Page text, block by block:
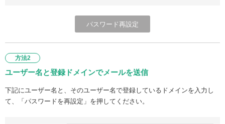
方法2
ユーザー名と登録ドメインでメールを送信
下記にユーザー名と、そのユーザー名で登録しているドメインを入力し
て、「パスワードを再設定」を押してください。